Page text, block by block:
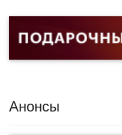
Анонсы